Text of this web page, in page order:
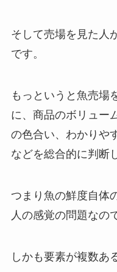
そして売場を見た人
です。
もっというと魚売場
に、商品のボリュー
の色合い、わかりや
などを総合的に判断
つまり魚の鮮度自体
人の感覚の問題なの
しかも要素が複数あ